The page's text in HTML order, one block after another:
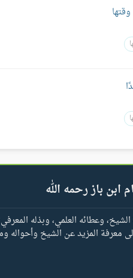
ابن باز رحمه الله
وعطائه العلمي، وبذله
معرفة المزيد عن الشيخ وأحواله